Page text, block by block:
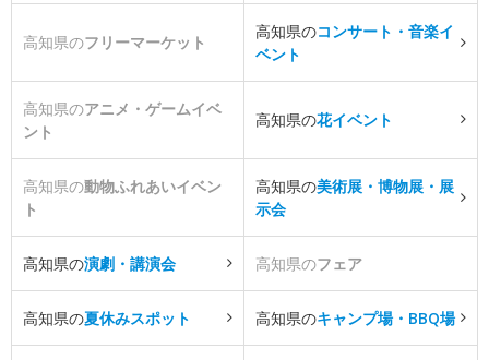
高知県のフリーマーケット
高知県のコンサート・音楽イ
ベント
高知県のアニメ・ゲームイベ
ント
高知県の花イベント
高知県の動物ふれあいイベン
ト
高知県の美術展・博物展・展
示会
高知県の演劇・講演会 高知県のフェア
高知県の夏休みスポット 高知県のキャンプ場・BBQ場